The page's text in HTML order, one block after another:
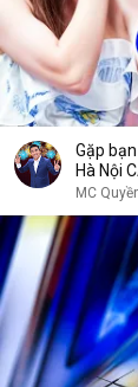
Gặp
Hà Nội
MC